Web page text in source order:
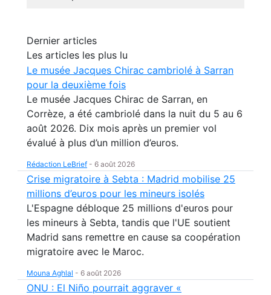
Dernier articles
Les articles les plus lu
Le musée Jacques Chirac cambriolé à Sarran
pour la deuxième fois
Le musée Jacques Chirac de Sarran, en
Corrèze, a été cambriolé dans la nuit du 5 au 6
août 2026. Dix mois après un premier vol
évalué à plus d’un million d’euros.
Rédaction LeBrief - 6 août 2026
Crise migratoire à Sebta : Madrid mobilise 25
millions d’euros pour les mineurs isolés
L'Espagne débloque 25 millions d'euros pour
les mineurs à Sebta, tandis que l'UE soutient
Madrid sans remettre en cause sa coopération
migratoire avec le Maroc.
Mouna Aghlal - 6 août 2026
ONU : El Niño pourrait aggraver «